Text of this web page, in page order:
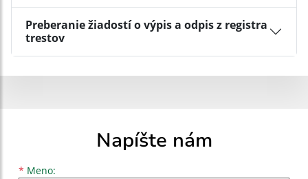
Preberanie žiadostí o výpis a odpis z registra
trestov
Napíšte nám
* Meno:
Meno
Priezvisko
E-mailová adresa